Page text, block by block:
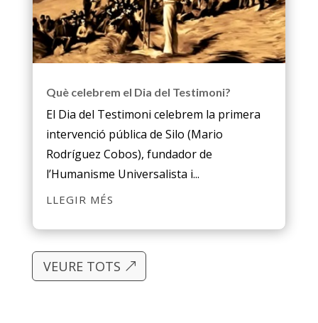
Què celebrem el Dia del Testimoni?
El Dia del Testimoni celebrem la primera
intervenció pública de Silo (Mario
Rodríguez Cobos), fundador de
l’Humanisme Universalista i...
LLEGIR MÉS
VEURE TOTS